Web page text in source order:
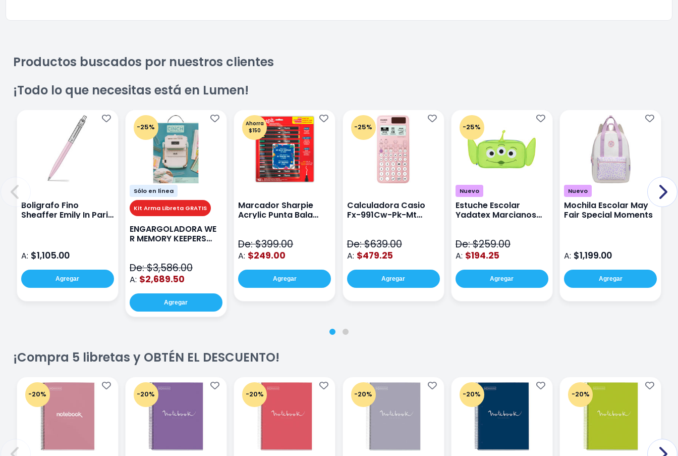
Productos buscados por nuestros clientes
¡Todo lo que necesitas está en Lumen!
Boligrafo Fino
Sheaffer Emily In Paris
A: $1,105.00
Agregar
-25%
Sólo en línea
Kit Arma Libreta GRATIS
ENGARGOLADORA WE
R MEMORY KEEPERS
De: $3,586.00
A: $2,689.50
Agregar
Ahorra
$150
Marcador Sharpie
Acrylic Punta Bala
De: $399.00
A: $249.00
Agregar
-25%
Calculadora Casio
Fx-991Cw-Pk-Mt
De: $639.00
A: $479.25
Agregar
-25%
Nuevo
Estuche Escolar
Yadatex Marcianos
De: $259.00
A: $194.25
Agregar
Nuevo
Mochila Escolar May
Fair Special Moments
A: $1,199.00
Agregar
¡Compra 5 libretas y OBTÉN EL DESCUENTO!
-20% -20% -20% -20% -20% -20%